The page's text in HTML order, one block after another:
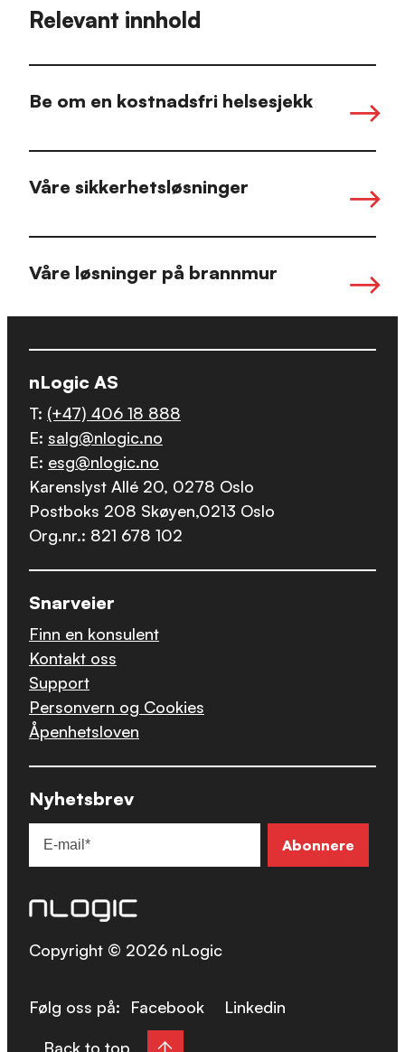
Relevant innhold
Be om en kostnadsfri helsesjekk
Våre sikkerhetsløsninger
Våre løsninger på brannmur
nLogic AS
T: (+47) 406 18 888
E: salg@nlogic.no
E: esg@nlogic.no
Karenslyst Allé 20, 0278 Oslo
Postboks 208 Skøyen,0213 Oslo
Org.nr.: 821 678 102
Snarveier
Finn en konsulent
Kontakt oss
Support
Personvern og Cookies
Åpenhetsloven
Nyhetsbrev
Back to top
Copyright © 2026 nLogic
Følg oss på: Facebook Linkedin